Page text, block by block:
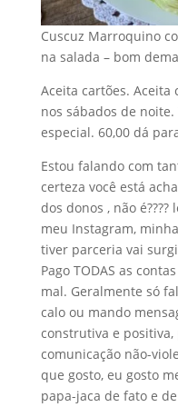
Cuscuz Marroquino
na salada – bom
Aceita cartões.
nos sábados de
especial. 60,00 dá
Estou falando com
certeza você está
dos donos , não
meu Instagram,
tiver parceria vai
Pago TODAS as
mal. Geralmente só
calo ou mando
construtiva e
comunicação não-
que gosto, eu gosto
papa-jaca de fato e